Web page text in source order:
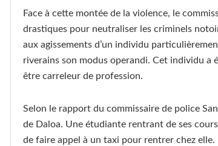
Face à cette montée de la violence, le
drastiques pour neutraliser les criminels
aux agissements d’un individu
riverains son modus operandi. Cet individu a
être carreleur de profession.
Selon le rapport du commissaire de police
de Daloa. Une étudiante rentrant de ses
de faire appel à un taxi pour rentrer chez